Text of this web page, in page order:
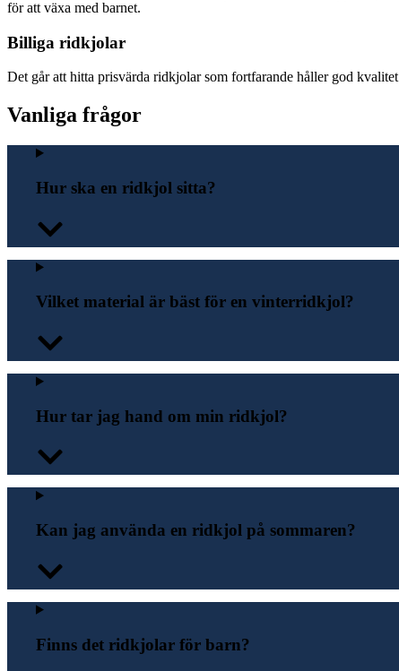
för att växa med barnet.
Billiga ridkjolar
Det går att hitta prisvärda ridkjolar som fortfarande håller god
Vanliga frågor
Hur ska en ridkjol sitta?
Vilket material är bäst för en vinterridkjol?
Hur tar jag hand om min ridkjol?
Kan jag använda en ridkjol på sommaren?
Finns det ridkjolar för barn?